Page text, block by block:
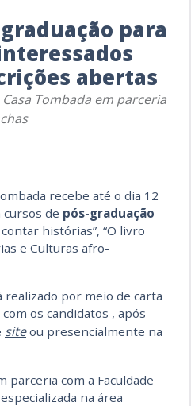
para
abertas
Tombada em parceria
recebe até o dia 12
de pós-graduação
histórias”, “O livro
e Culturas afro-
por meio de carta
os candidatos , após
siteou presencialmente na
parceria com a Faculdade
na área